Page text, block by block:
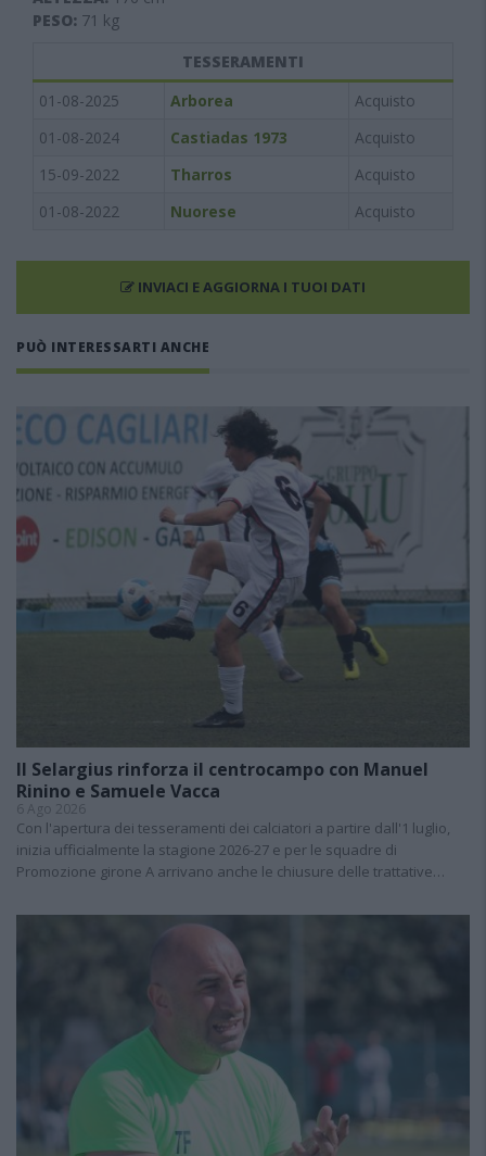
PESO: 71 kg
TESSERAMENTI
01-08-2025
Arborea
Acquisto
01-08-2024
Castiadas 1973
Acquisto
15-09-2022
Tharros
Acquisto
01-08-2022
Nuorese Acquisto
INVIACI E AGGIORNA I TUOI DATI
PUÒ INTERESSARTI ANCHE
Il Selargius rinforza il centrocampo con Manuel
Rinino e Samuele Vacca
6 Ago 2026
Con l'apertura dei tesseramenti dei calciatori a partire dall'1 luglio,
inizia ufficialmente la stagione 2026-27 e per le squadre di
Promozione girone A arrivano anche le chiusure delle trattative…